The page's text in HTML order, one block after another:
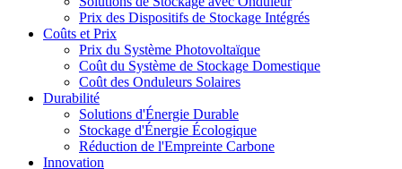
Prix des Dispositifs de Stockage Intégrés
Coûts et Prix
Prix du Système Photovoltaïque
Coût du Système de Stockage Domestique
Coût des Onduleurs Solaires
Durabilité
Solutions d'Énergie Durable
Stockage d'Énergie Écologique
Réduction de l'Empreinte Carbone
Innovation